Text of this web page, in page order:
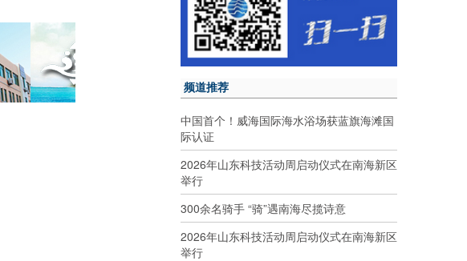
频道推荐
中国首个！威海国际海水浴场获蓝旗海滩国
际认证
2026年山东科技活动周启动仪式在南海新区
举行
300余名骑手 “骑”遇南海尽揽诗意
2026年山东科技活动周启动仪式在南海新区
举行